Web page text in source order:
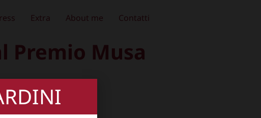
Extra About me Contatti
Premio Musa